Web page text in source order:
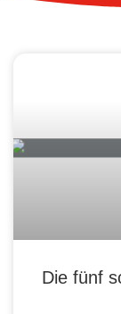
Die fünf